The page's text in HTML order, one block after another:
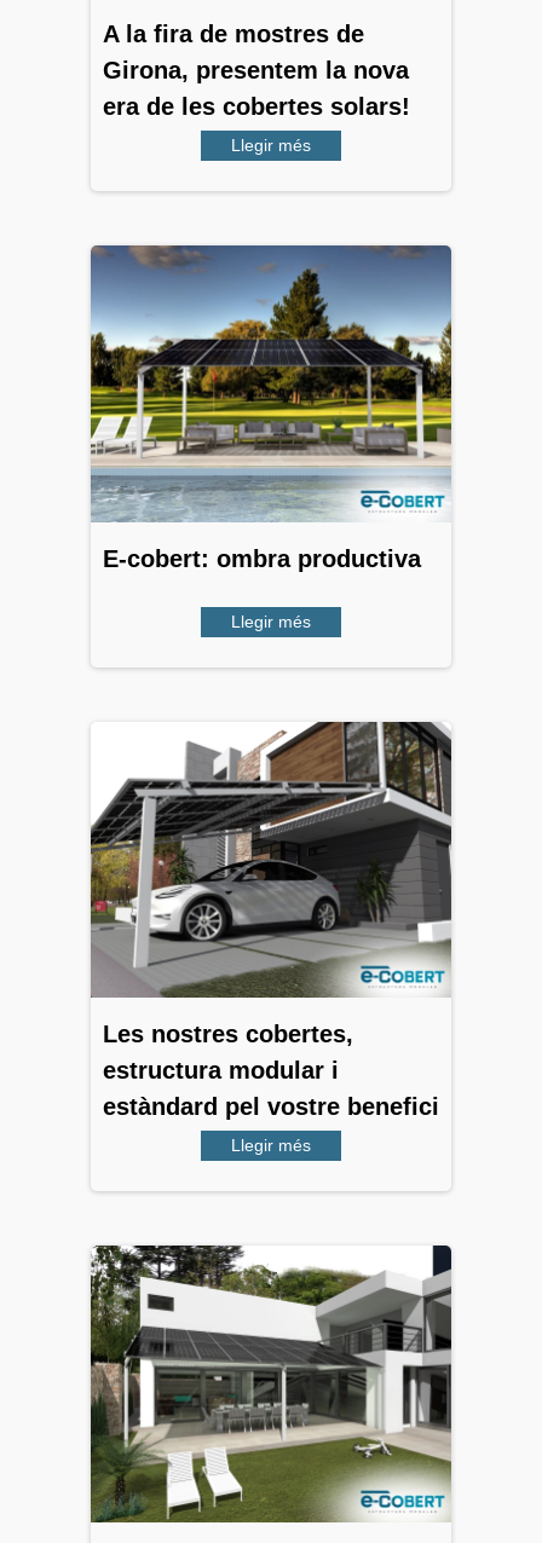
A la fira de mostres de
Girona, presentem la nova
era de les cobertes solars!
Llegir més
E-cobert: ombra productiva
Llegir més
Les nostres cobertes,
estructura modular i
estàndard pel vostre benefici
Llegir més